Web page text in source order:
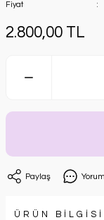
Fiyat
2.800,00 TL
Paylaş
ÜRÜN BİLGİSİ